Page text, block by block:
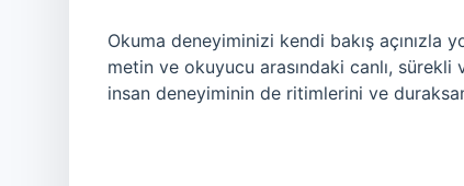
Okuma deneyiminizi kendi bakış açınızla
metin ve okuyucu arasındaki canlı,
insan deneyiminin de ritimlerini ve